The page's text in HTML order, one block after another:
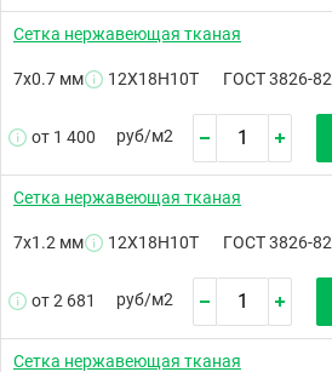
Сетка нержавеющая тканая
7х0.7 мм 12Х18Н10Т ГОСТ 3826-82
от 1 400 руб/м2
Сетка нержавеющая тканая
7х1.2 мм 12Х18Н10Т ГОСТ 3826-82
от 2 681 руб/м2
Сетка нержавеющая тканая